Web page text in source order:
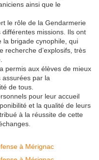
ainsi que le
le rôle de la Gendarmerie
missions. Ils ont
la brigade cynophile, qui
recherche d’explosifs, très
permis aux élèves de mieux
par la
de tous.
pour leur accueil
et la qualité de leurs
à la réussite de cette